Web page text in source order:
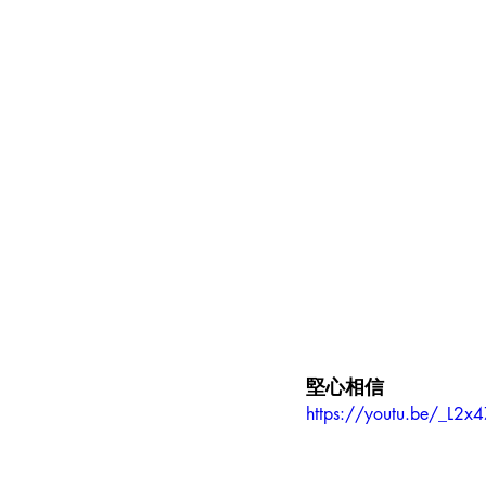
堅心相信
https://youtu.be/